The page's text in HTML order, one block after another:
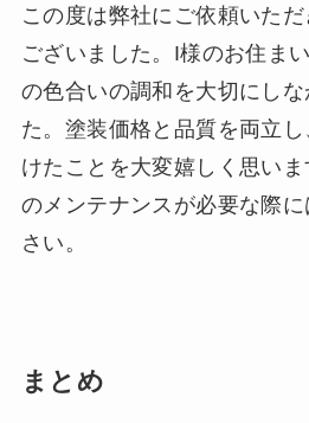
この度は弊社にご依頼いた
ございました。I様のお住ま
の色合いの調和を大切にし
た。塗装価格と品質を両立
けたことを大変嬉しく思い
のメンテナンスが必要な際
さい。
まとめ